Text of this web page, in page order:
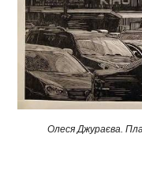
Олеся Джураєва.